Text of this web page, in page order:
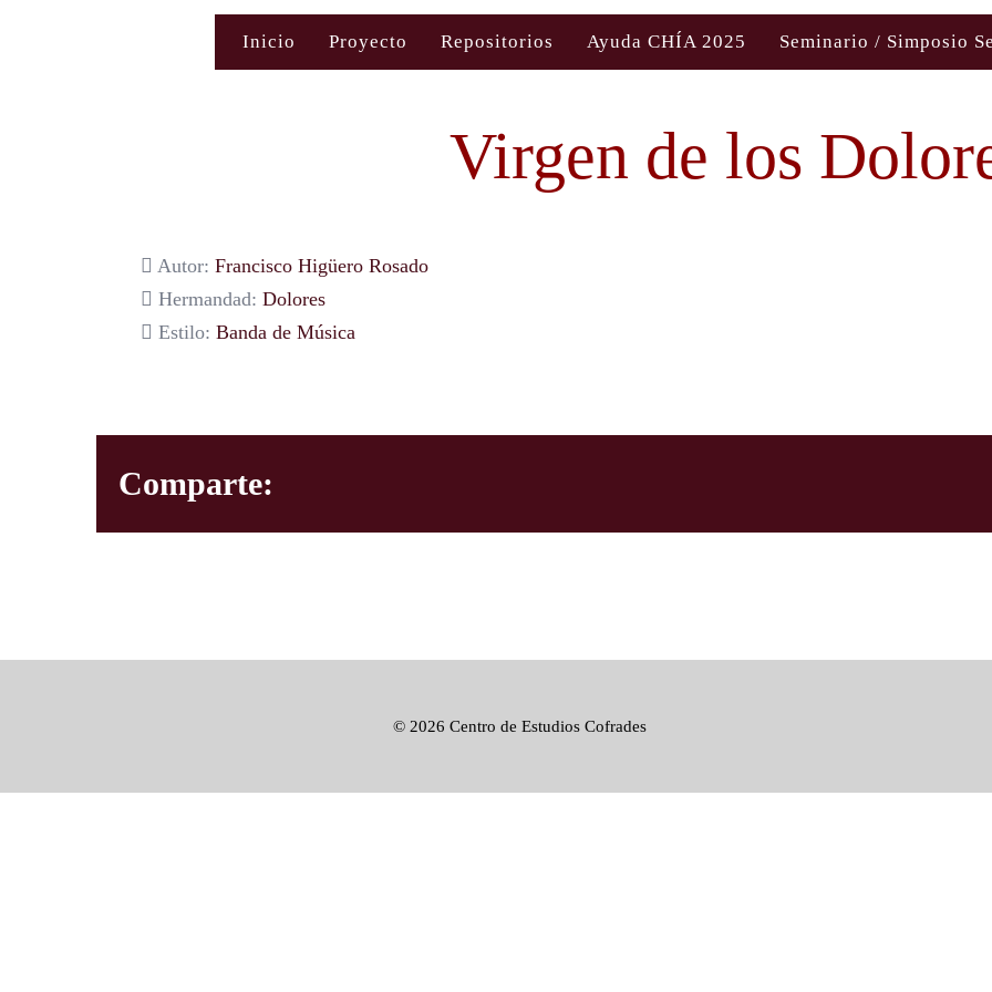
Inicio Proyecto Repositorios Ayuda CHÍA 2025 Seminario / Simposio
Virgen de los
Autor: Francisco Higüero Rosado
Hermandad: Dolores
Estilo: Banda de Música
Comparte:
© 2026 Centro de Estudios Cofrades